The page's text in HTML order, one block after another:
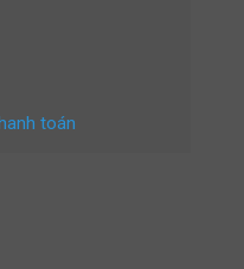
toán